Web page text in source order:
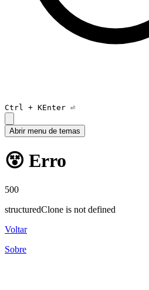
Ctrl + KEnter ⏎
Abrir menu de temas
😵 Erro
500
structuredClone is not defined
Voltar
Sobre